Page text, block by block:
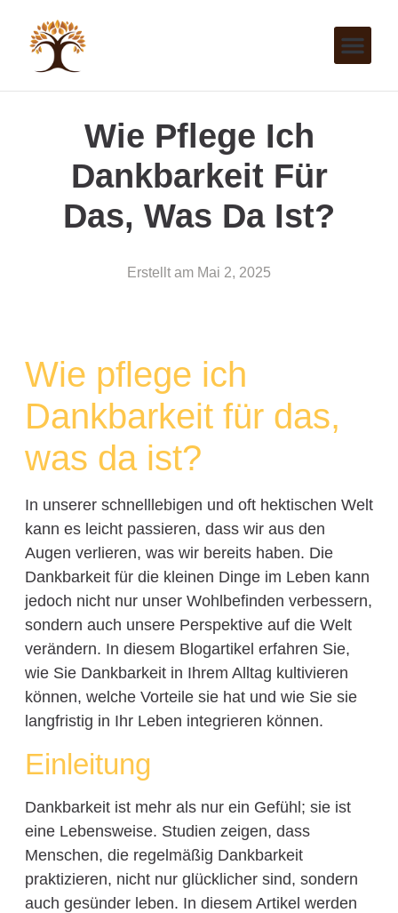
Wie Pflege Ich
Dankbarkeit Für
Das, Was Da Ist?
Erstellt am Mai 2, 2025
Wie pflege ich
Dankbarkeit für das,
was da ist?
In unserer schnelllebigen und oft hektischen Welt
kann es leicht passieren, dass wir aus den
Augen verlieren, was wir bereits haben. Die
Dankbarkeit für die kleinen Dinge im Leben kann
jedoch nicht nur unser Wohlbefinden verbessern,
sondern auch unsere Perspektive auf die Welt
verändern. In diesem Blogartikel erfahren Sie,
wie Sie Dankbarkeit in Ihrem Alltag kultivieren
können, welche Vorteile sie hat und wie Sie sie
langfristig in Ihr Leben integrieren können.
Einleitung
Dankbarkeit ist mehr als nur ein Gefühl; sie ist
eine Lebensweise. Studien zeigen, dass
Menschen, die regelmäßig Dankbarkeit
praktizieren, nicht nur glücklicher sind, sondern
auch gesünder leben. In diesem Artikel werden